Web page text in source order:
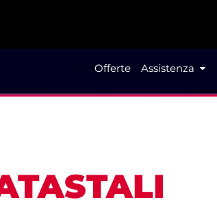
Offerte Assistenza